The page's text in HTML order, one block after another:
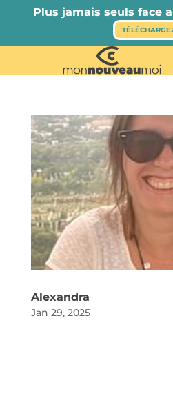
Plus jamais seuls face
Alexandra
Jan 29, 2025